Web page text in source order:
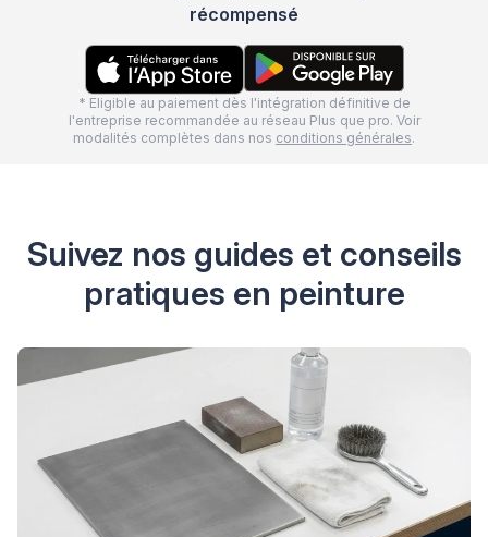
récompensé
* Eligible au paiement dès l'intégration définitive de
l'entreprise recommandée au réseau Plus que pro. Voir
modalités complètes dans nos conditions générales.
Suivez nos guides et conseils
pratiques en peinture